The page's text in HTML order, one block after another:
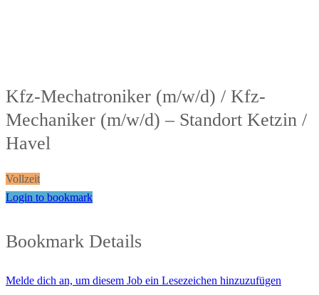
Kfz-Mechatroniker (m/w/d) / Kfz-
Mechaniker (m/w/d) – Standort Ketzin /
Havel
Vollzeit
Login to bookmark
Bookmark Details
Melde dich an, um diesem Job ein Lesezeichen hinzuzufügen